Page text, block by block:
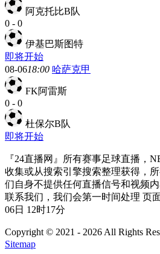
阿克托比B队
0 - 0
伊基巴斯图特
即将开始
08-0618:00 哈萨克甲
FK阿雷斯
0 - 0
杜保尔B队
即将开始
『24直播网』所有赛事足球直播，
收集或从搜索引擎搜索整理获得，
们自身不提供任何直播信号和视频
联系我们，我们会第一时间处理 页
06日 12时17分
Copyright © 2021 - 2026 All Rights
Sitemap